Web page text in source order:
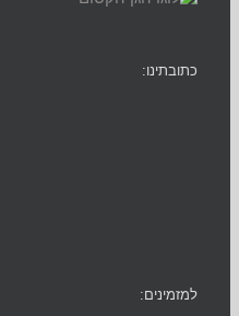
כתובתינו:
למזמינים: